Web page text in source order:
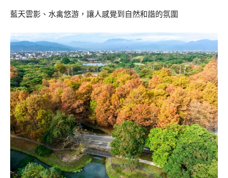
藍天雲影、水禽悠游，讓人感覺到自然和諧的氛圍